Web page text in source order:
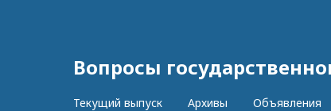
Вопросы
Текущий выпуск Архивы Объявления